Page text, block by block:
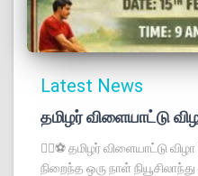
Latest News
தமிழர் விளையாட்டு
🏃‍♂️⚽ தமிழர் விளையாட்டு
நிறைந்த ஒரு நாள்